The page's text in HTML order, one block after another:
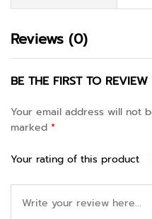
Reviews (0)
BE THE FIRST TO
Your email address will not
marked *
Your rating of this product